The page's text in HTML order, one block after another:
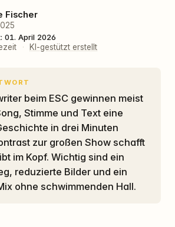
Fischer
01. April 2026
· KI-gestützt erstellt
Stimme und Text eine
in drei Minuten
zur großen Show schafft
im Kopf. Wichtig sind ein
reduzierte Bilder und ein
ohne schwimmenden Hall.